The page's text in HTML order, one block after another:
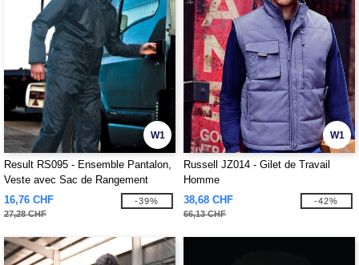
W1
Result RS095 - Ensemble Pantalon,
Veste avec Sac de Rangement
16,76 CHF
27,28 CHF
-39%
W1
Russell JZ014 - Gilet de Travail
Homme
38,68 CHF
66,13 CHF
-42%